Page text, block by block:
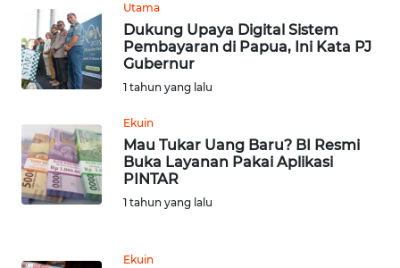
Utama
Dukung Upaya Digital Sistem
Pembayaran di Papua, Ini Kata PJ
Gubernur
1 tahun yang lalu
Ekuin
Mau Tukar Uang Baru? BI Resmi
Buka Layanan Pakai Aplikasi
PINTAR
1 tahun yang lalu
Ekuin
JAKARTA
WN
JABAR
WN
BANTEN
WN
WN